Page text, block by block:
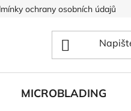
ochrany osobních údajů
MICROBLADING